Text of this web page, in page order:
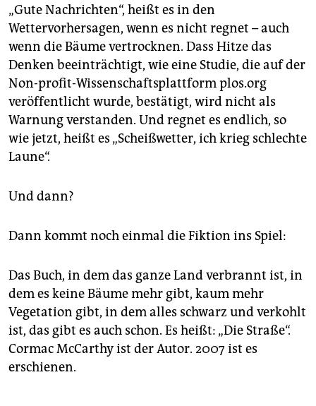
„Gute Nachrichten“, heißt es in den
Wettervorhersagen, wenn es nicht regnet – auch
wenn die Bäume vertrocknen. Dass Hitze das
Denken beeinträchtigt, wie eine Studie, die auf der
Non-profit-Wissenschaftsplattform plos.org
veröffentlicht wurde, bestätigt, wird nicht als
Warnung verstanden. Und regnet es endlich, so
wie jetzt, heißt es „Scheißwetter, ich krieg schlechte
Laune“.
Und dann?
Dann kommt noch einmal die Fiktion ins Spiel:
Das Buch, in dem das ganze Land verbrannt ist, in
dem es keine Bäume mehr gibt, kaum mehr
Vegetation gibt, in dem alles schwarz und verkohlt
ist, das gibt es auch schon. Es heißt: „Die Straße“.
Cormac McCarthy ist der Autor. 2007 ist es
erschienen.